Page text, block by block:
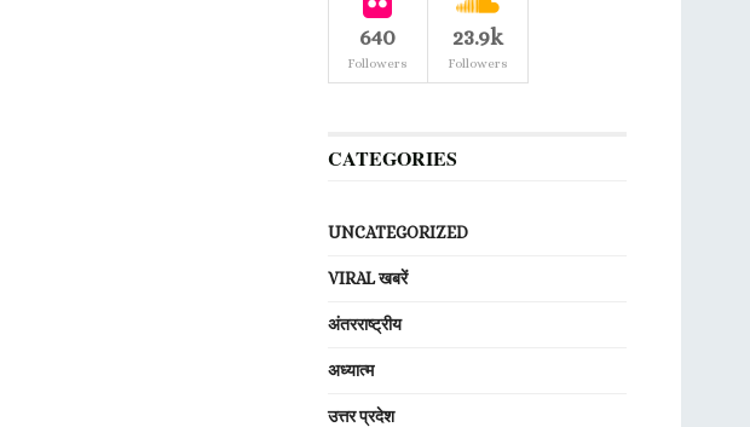
640
Followers
23.9k
Followers
CATEGORIES
UNCATEGORIZED
VIRAL खबरें
अंतरराष्ट्रीय
अध्यात्म
उत्तर प्रदेश